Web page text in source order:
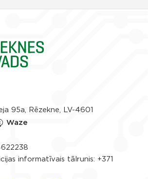
95a, Rēzekne, LV-4601
Waze
informatīvais tālrunis: +371